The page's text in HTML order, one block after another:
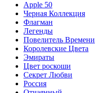
Apple 50
Черная Коллекция
Флагман
Легенды
Повелитель Времени
Королевские Цвета
Эмираты
Цвет роскоши
Секрет Любви
Россия